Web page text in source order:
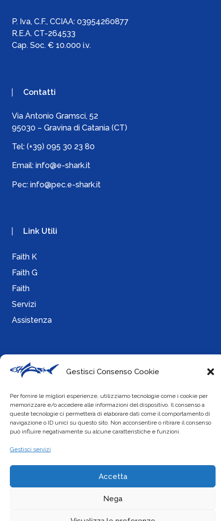
Gestisci Consenso Cookie
Per fornire le migliori esperienze, utilizziamo tecnologie come i cookie per
memorizzare e/o accedere alle informazioni del dispositivo. Il consenso a
queste tecnologie ci permetterà di elaborare dati come il comportamento di
navigazione o ID unici su questo sito. Non acconsentire o ritirare il consenso
può influire negativamente su alcune caratteristiche e funzioni.
Gestisci servizi
Accetta
Nega
P. Iva, C.F., CCIAA: 03954260877
R.E.A. CT-264533
Cap. Soc. € 10.000 i.v.
Contatti
Via Antonio Gramsci, 52
95030 – Gravina di Catania (CT)
Tel: (+39) 095 30 23 80
Email: info@e-shark.it
Pec: info@pec.e-shark.it
Link Utili
Faith K
Faith G
Faith
Servizi
Assistenza
Info
Privacy Policy